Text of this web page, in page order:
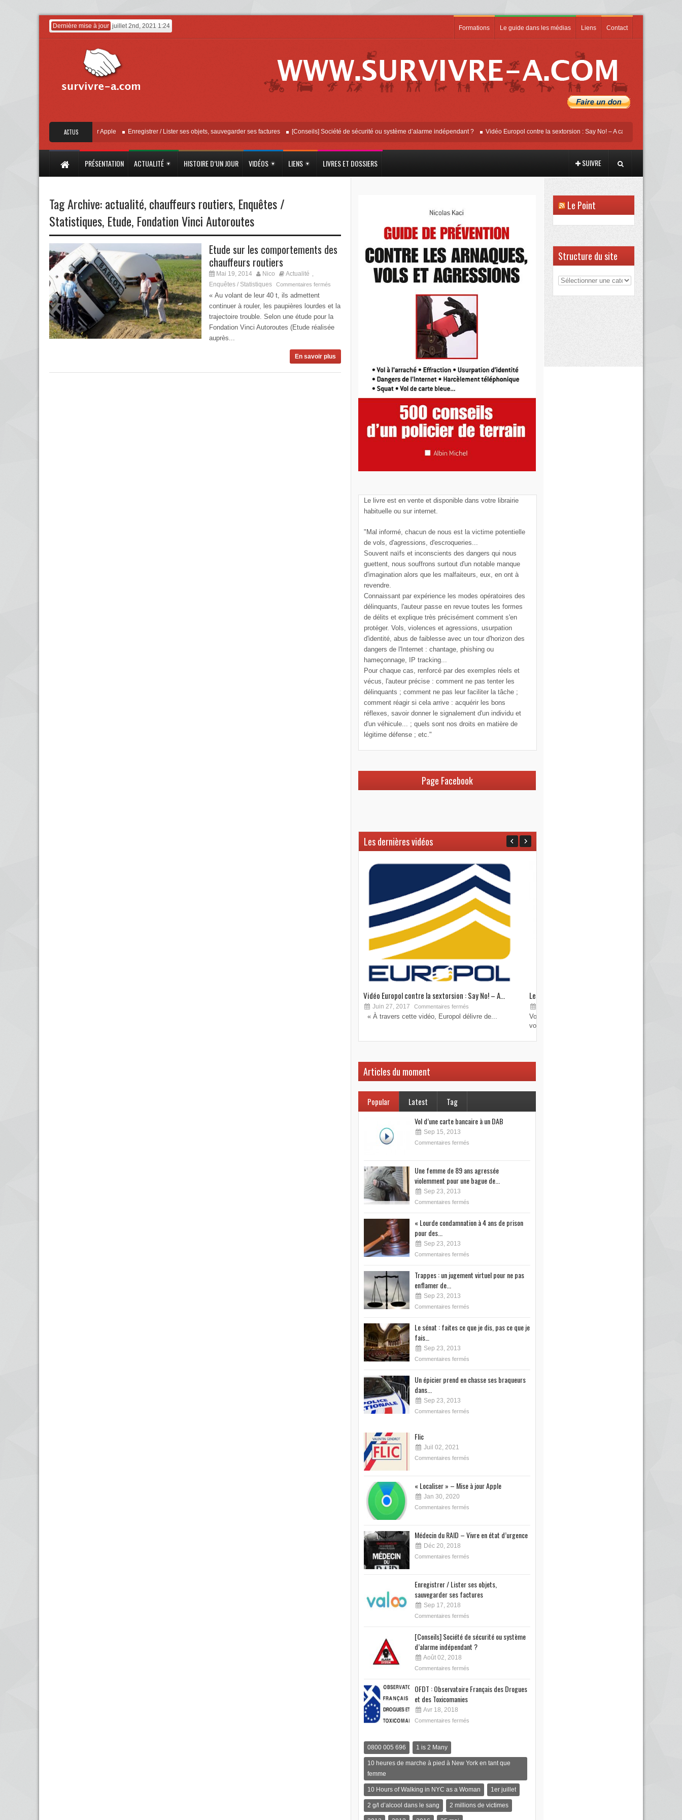
Dernière mise à jour juillet 2nd, 2021 1:24 Formations Le guide dans les médias Liens Contact
ACTUS
« Localiser » – Mise à jour Apple Enregistrer / Lister ses objets, sauvegarder ses factures [Conseils] Société de sécurité ou système d’alarme indépendant ? Vidéo Europol contre la sextorsion : Say No! – A campaign against online
PRÉSENTATION ACTUALITÉ HISTOIRE D’UN JOUR VIDÉOS LIENS LIVRES ET DOSSIERS SUIVRE
Tag Archive:actualité,chauffeurs routiers, Enquêtes /
Statistiques, Etude, Fondation Vinci Autoroutes
Etude sur les comportements des
chauffeurs routiers
Mai 19, 2014 Nico Actualité
Enquêtes / Statistiques Commentaires fermés
« Au volant de leur 40 t, ils admettent
continuer à rouler, les paupières lourdes et la
trajectoire trouble. Selon une étude pour la
Fondation Vinci Autoroutes (Etude réalisée
auprès...
En savoir plus
Le livre est en vente et disponible dans votre librairie
habituelle ou sur internet.
"Mal informé, chacun de nous est la victime potentielle
de vols, d'agressions, d'escroqueries...
Souvent naïfs et inconscients des dangers qui nous
guettent, nous souffrons surtout d'un notable manque
d'imagination alors que les malfaiteurs, eux, en ont à
revendre.
Connaissant par expérience les modes opératoires des
délinquants, l'auteur passe en revue toutes les formes
de délits et explique très précisément comment s'en
protéger. Vols, violences et agressions, usurpation
d'identité, abus de faiblesse avec un tour d'horizon des
dangers de l'Internet : chantage, phishing ou
hameçonnage, IP tracking...
Pour chaque cas, renforcé par des exemples réels et
vécus, l'auteur précise : comment ne pas tenter les
délinquants ; comment ne pas leur faciliter la tâche ;
comment réagir si cela arrive : acquérir les bons
réflexes, savoir donner le signalement d'un individu et
d'un véhicule... ; quels sont nos droits en matière de
légitime défense ; etc."
Page Facebook
Les dernières vidéos
Vidéo Europol contre la sextorsion : Say No! – A...
Juin 27, 2017 Commentaires fermés
« À travers cette vidéo, Europol délivre de...
Les brouilleurs de clefs de véhicule
Vous pensez avoir verrouillé votre véhicule avec
votre...
Articles du moment
Popular Latest Tag
Vol d’une carte bancaire à un DAB
Sep 15, 2013
Commentaires fermés
Une femme de 89 ans agressée
violemment pour une bague de...
Sep 23, 2013
Commentaires fermés
« Lourde condamnation à 4 ans de prison
pour des...
Sep 23, 2013
Commentaires fermés
Trappes : un jugement virtuel pour ne pas
enflamer de...
Sep 23, 2013
Commentaires fermés
Le sénat : faites ce que je dis, pas ce que je
fais…
Sep 23, 2013
Commentaires fermés
Un épicier prend en chasse ses braqueurs
dans...
Sep 23, 2013
Commentaires fermés
Flic
Juil 02, 2021
Commentaires fermés
« Localiser » – Mise à jour Apple
Jan 30, 2020
Commentaires fermés
Médecin du RAID – Vivre en état d’urgence
Déc 20, 2018
Commentaires fermés
Enregistrer / Lister ses objets,
sauvegarder ses factures
Sep 17, 2018
Commentaires fermés
[Conseils] Société de sécurité ou système
d’alarme indépendant ?
Août 02, 2018
Commentaires fermés
OFDT : Observatoire Français des Drogues
et des Toxicomanies
Avr 18, 2018
Commentaires fermés
0800 005 696 1 is 2 Many
10 heures de marche à pied à New York en tant que
femme
10 Hours of Walking in NYC as a Woman 1er juillet
2 g/l d’alcool dans le sang 2 millions de victimes
Le Point
Structure du site